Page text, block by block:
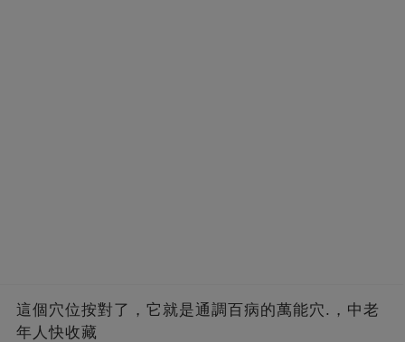
這個穴位按對了，它就是通調百病的萬能穴.，中老
年人快收藏